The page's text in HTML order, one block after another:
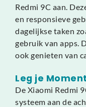
Redmi 9C aan.
en responsieve
dagelijkse taken
gebruik van apps.
ook genieten van
Leg je
De Xiaomi Redmi
systeem aan de